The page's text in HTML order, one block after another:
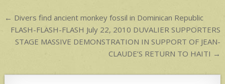
Post
navigation
← Divers find ancient monkey fossil in Dominican Republic
FLASH-FLASH-FLASH July 22, 2010 DUVALIER SUPPORTERS
STAGE MASSIVE DEMONSTRATION IN SUPPORT OF JEAN-
CLAUDE’S RETURN TO HAITI →